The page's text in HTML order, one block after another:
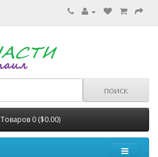
Товаров 0 ($0.00)